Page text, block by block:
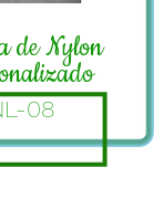
de Nylon
08